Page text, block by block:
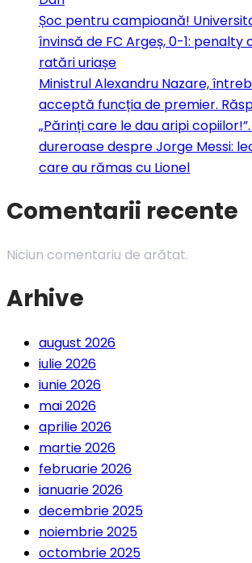
Șoc pentru campioană!
învinsă de FC Argeș, 0-1: penalty
ratări uriașe
Ministrul Alexandru Nazare,
acceptă funcția de premier.
„Părinți care le dau aripi
dureroase despre Jorge Messi:
care au rămas cu Lionel
Comentarii recente
Niciun comentariu de arătat.
Arhive
august 2026
iulie 2026
iunie 2026
mai 2026
aprilie 2026
martie 2026
februarie 2026
ianuarie 2026
decembrie 2025
noiembrie 2025
octombrie 2025